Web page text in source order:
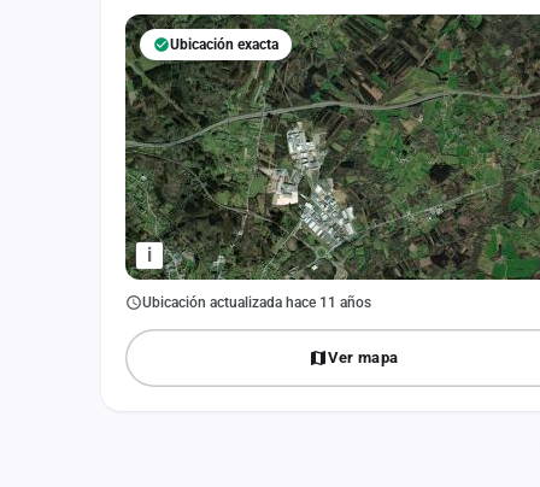
i
Ubicación exacta
Ubicación actualizada hace 11 años
Ver mapa
Iniciar sesión
Crear cuenta
Administración